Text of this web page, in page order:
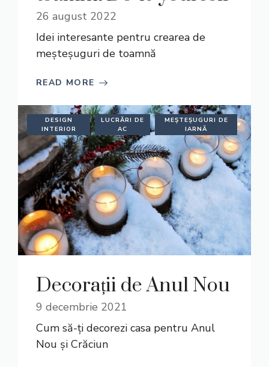
26 august 2022
Idei interesante pentru crearea de
meșteșuguri de toamnă
READ MORE
DESIGN
INTERIOR
LUCRĂRI DE
AC
MEȘTEȘUGURI DE
IARNĂ
Decorații de Anul Nou
9 decembrie 2021
Cum să-ți decorezi casa pentru Anul
Nou și Crăciun